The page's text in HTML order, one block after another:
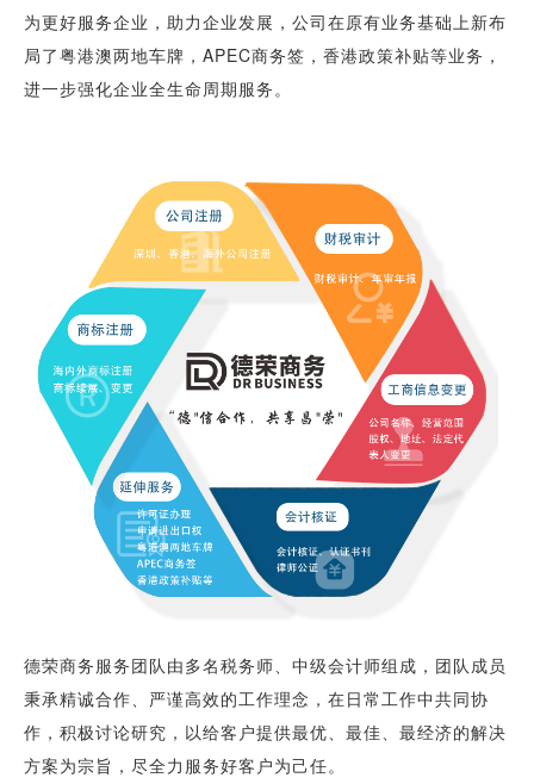
为更好服务企业，助力企业发展，公司在原有业务基础上新布
局了粤港澳两地车牌，APEC商务签，香港政策补贴等业务，
进一步强化企业全生命周期服务。
德荣商务服务团队由多名税务师、中级会计师组成，团队成员
秉承精诚合作、严谨高效的工作理念，在日常工作中共同协
作，积极讨论研究，以给客户提供最优、最佳、最经济的解决
方案为宗旨，尽全力服务好客户为己任。